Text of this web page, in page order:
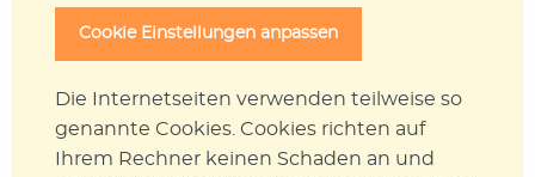
Cookie Einstellungen anpassen
Die Internetseiten verwenden teilweise so
genannte Cookies. Cookies richten auf
Ihrem Rechner keinen Schaden an und